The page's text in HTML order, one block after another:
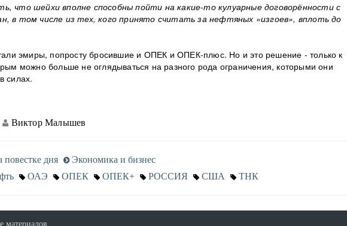
что шейхи вполне способны пойти на какие-то кулуарные договорённости с
в том числе из тех, кого принято считать за нефтяных «изгоев», вплоть до
эмиры, попросту бросившие и ОПЕК и ОПЕК-плюс. Но и это решение - только к
можно больше не оглядываться на разного рода ограничения, которыми они
силах.
Виктор Малышев
дня
Экономика и бизнес
ОАЭ ОПЕК ОПЕК+ РОССИЯ США ТНК
материалов